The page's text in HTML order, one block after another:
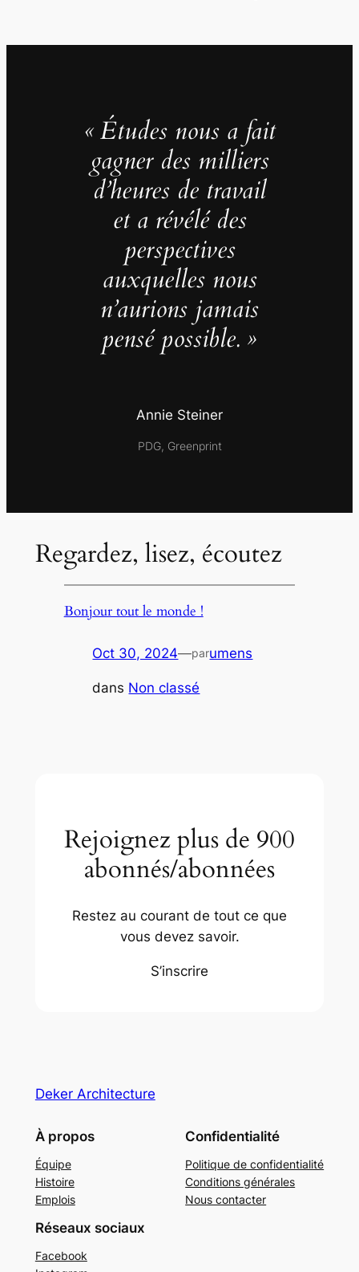
« Études nous a fait
gagner des milliers
d’heures de travail
et a révélé des
perspectives
auxquelles nous
n’aurions jamais
pensé possible. »
Annie Steiner
PDG, Greenprint
Regardez, lisez, écoutez
Bonjour tout le monde !
Oct 30, 2024—parumens
dans Non classé
Rejoignez plus de 900
abonnés/abonnées
Restez au courant de tout ce que
vous devez savoir.
S’inscrire
Deker Architecture
À propos
Équipe
Histoire
Emplois
Confidentialité
Politique de confidentialité
Conditions générales
Nous contacter
Réseaux sociaux
Facebook